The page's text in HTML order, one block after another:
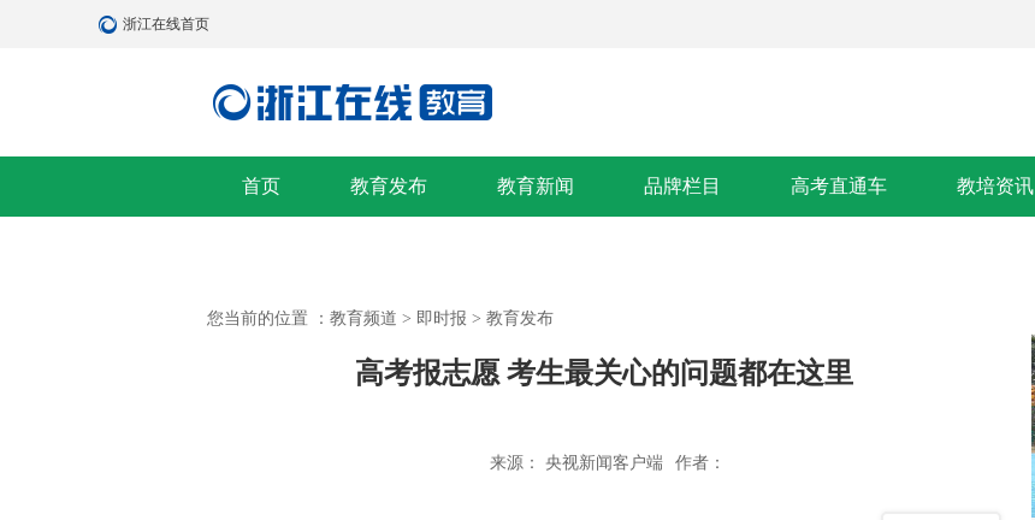
浙江在线首页
首页 教育发布 教育新闻 品牌栏目 高考直通车 教培资讯
您当前的位置 ： 教育频道 > 即时报 > 教育发布
高考报志愿 考生最关心的问题都在这里
来源： 央视新闻客户端 作者：